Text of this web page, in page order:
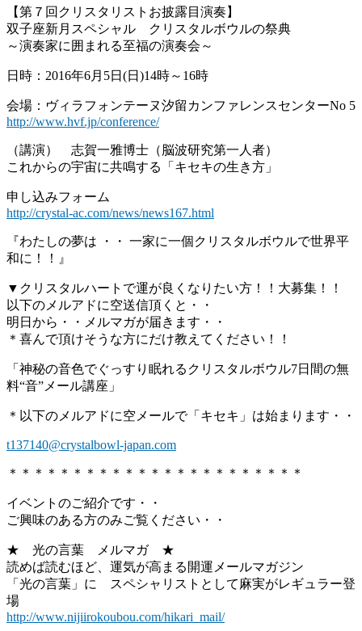
【第７回クリスタリストお披露目演奏】
双子座新月スペシャル クリスタルボウルの祭典
～演奏家に囲まれる至福の演奏会～
日時：2016年6月5日(日)14時～16時
会場：ヴィラフォンテーヌ汐留カンファレンスセンターNo 5
http://www.hvf.jp/conference/
（講演） 志賀一雅博士（脳波研究第一人者）
これからの宇宙に共鳴する「キセキの生き方」
申し込みフォーム
http://crystal-ac.com/news/news167.html
『わたしの夢は ・・ 一家に一個クリスタルボウルで世界平
和に！！』
▼クリスタルハートで運が良くなりたい方！！大募集！！
以下のメルアドに空送信頂くと・・
明日から・・メルマガが届きます・・
＊喜んで頂けそうな方にだけ教えてください！！
「神秘の音色でぐっすり眠れるクリスタルボウル7日間の無
料“音”メール講座」
＊以下のメルアドに空メールで「キセキ」は始まります・・
t137140@crystalbowl-japan.com
＊＊＊＊＊＊＊＊＊＊＊＊＊＊＊＊＊＊＊＊＊＊＊
イベントのご紹介です・・
ご興味のある方のみご覧ください・・
★ 光の言葉 メルマガ ★
読めば読むほど、運気が高まる開運メールマガジン
「光の言葉」に スペシャリストとして麻実がレギュラー登
場
http://www.nijiirokoubou.com/hikari_mail/